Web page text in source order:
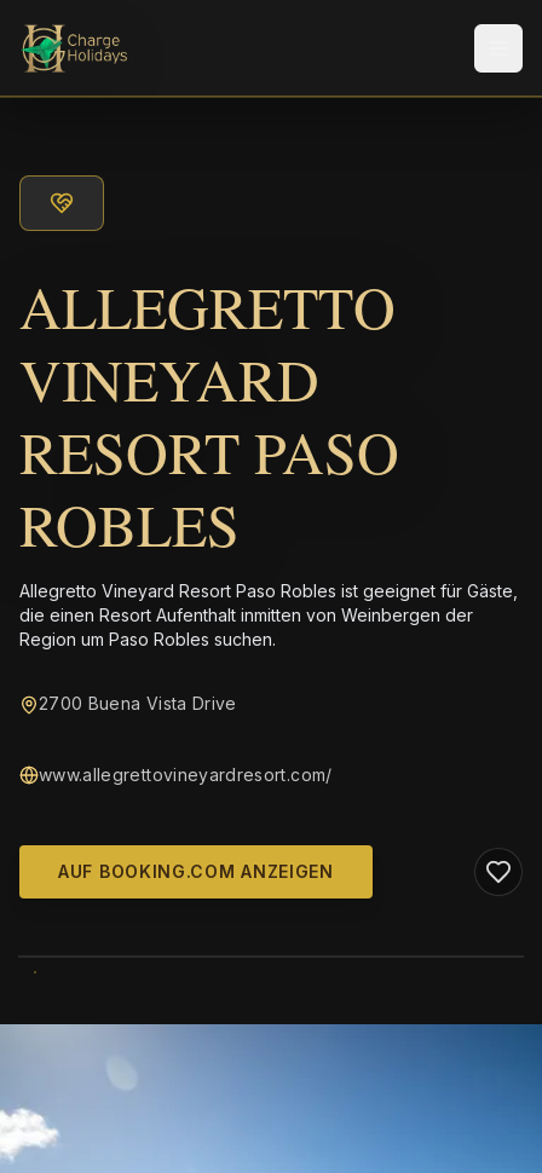
ALLEGRETTO
VINEYARD
RESORT PASO
ROBLES
Allegretto Vineyard Resort Paso Robles ist geeignet für Gäste,
die einen Resort Aufenthalt inmitten von Weinbergen der
Region um Paso Robles suchen.
2700 Buena Vista Drive
www.allegrettovineyardresort.com/
AUF BOOKING.COM ANZEIGEN